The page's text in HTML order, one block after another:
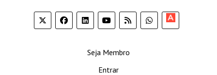
Seja Membro
Entrar